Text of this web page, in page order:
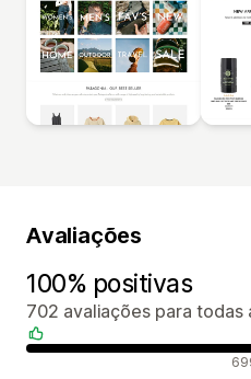
Avaliações
100% positivas
702 avaliações para todas
Avaliações positivas